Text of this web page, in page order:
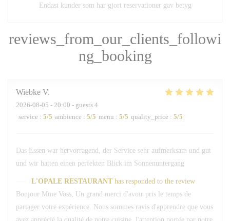
reviews_from_our_clients_followi
ng_booking
Wiebke V
2026-08-05 - 20:00 - guests 4
service : 5/5 ambience : 5/5 menu : 5/5 quality_price : 5/5
Das Essen war hervorragend, der Service sehr aufmerksam und gut
und wir hatten einen perfekten Blick im Sonnenuntergang
L'OPALE RESTAURANT has responded to the review
Bonjour Mme Voss, Un grand merci d'avoir pris le temps de
partager votre expérience. Nous sommes ravis d'apprendre que vous
Endast kunder som har gjort reservationer gav betyg